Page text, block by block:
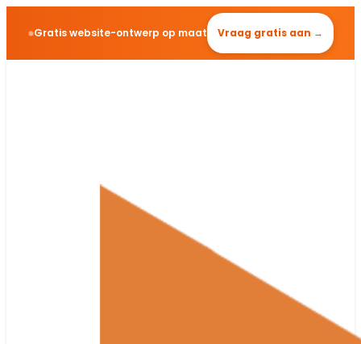
Gratis website-ontwerp op maat Vraag gratis aan →